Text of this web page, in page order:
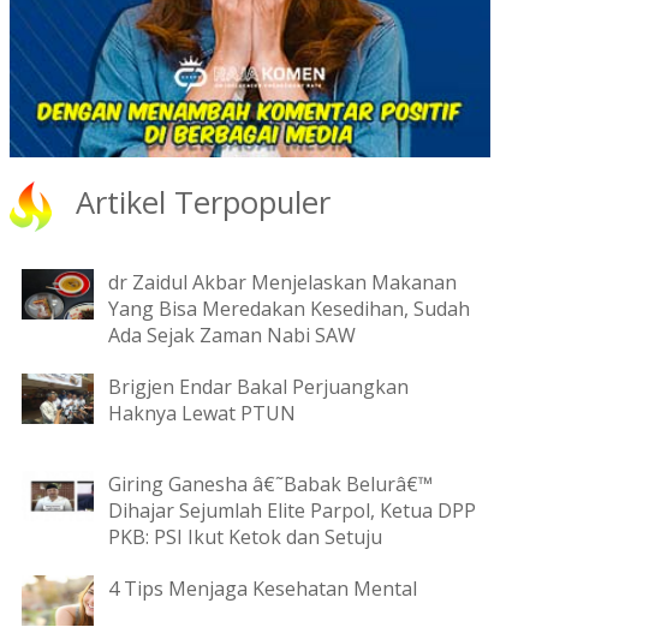
Artikel Terpopuler
dr Zaidul Akbar Menjelaskan Makanan
Yang Bisa Meredakan Kesedihan, Sudah
Ada Sejak Zaman Nabi SAW
Brigjen Endar Bakal Perjuangkan
Haknya Lewat PTUN
Giring Ganesha â€˜Babak Belurâ€™
Dihajar Sejumlah Elite Parpol, Ketua DPP
PKB: PSI Ikut Ketok dan Setuju
4 Tips Menjaga Kesehatan Mental